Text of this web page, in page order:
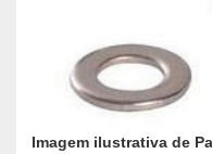
Imagem ilustrativa de